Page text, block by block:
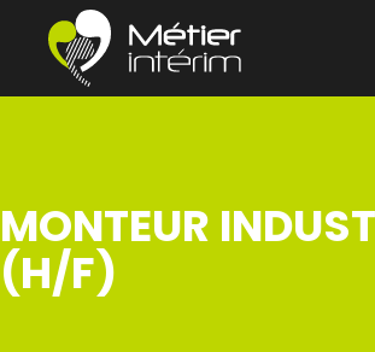
MONTEUR
(H/F)
Panneau de gestion des cookies